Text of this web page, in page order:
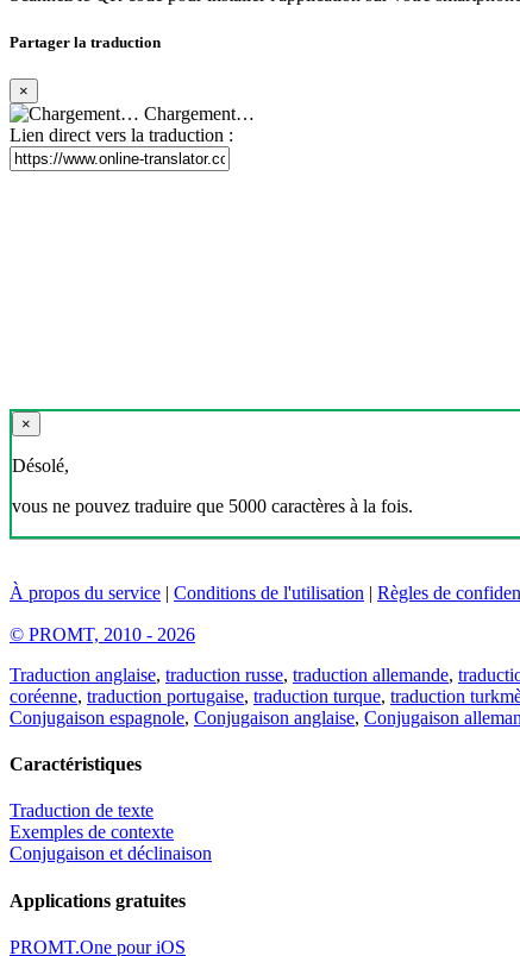
Partager la traduction
×
Chargement…
Lien direct vers la traduction :
×
Désolé,
vous ne pouvez traduire que 5000 caractères à la fois.
À propos du service | Conditions de l'utilisation | Règles de
© PROMT, 2010 - 2026
Traduction anglaise, traduction russe, traduction allemande,
coréenne, traduction portugaise, traduction turque, traduction
Conjugaison espagnole, Conjugaison anglaise, Conjugaison
Caractéristiques
Traduction de texte
Exemples de contexte
Conjugaison et déclinaison
Applications gratuites
PROMT.One pour iOS